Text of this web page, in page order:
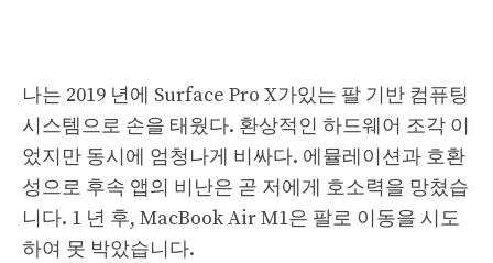
나는 2019 년에 Surface Pro X가있는 팔 기반 컴퓨팅
시스템으로 손을 태웠다. 환상적인 하드웨어 조각 이
었지만 동시에 엄청나게 비싸다. 에뮬레이션과 호환
성으로 후속 앱의 비난은 곧 저에게 호소력을 망쳤습
니다. 1 년 후, MacBook Air M1은 팔로 이동을 시도
하여 못 박았습니다.